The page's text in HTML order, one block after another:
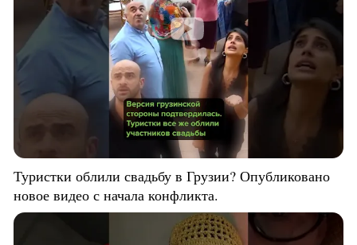
Туристки облили свадьбу в Грузии? Опубликовано
новое видео с начала конфликта.